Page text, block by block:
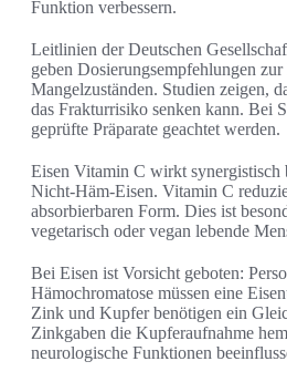
Funktion verbessern.
Leitlinien der Deutschen
geben Dosierungsempfehlungen
Mangelzuständen. Studien zeigen,
das Frakturrisiko senken kann. Bei
geprüfte Präparate geachtet werden.
Eisen Vitamin C wirkt synergistisch
Nicht‑Häm‑Eisen. Vitamin C
absorbierbaren Form. Dies ist
vegetarisch oder vegan lebende
Bei Eisen ist Vorsicht geboten:
Hämochromatose müssen eine
Zink und Kupfer benötigen ein
Zinkgaben die Kupferaufnahme
neurologische Funktionen